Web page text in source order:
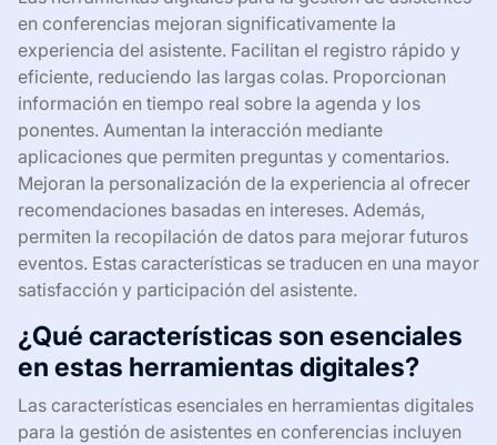
en conferencias mejoran significativamente la
experiencia del asistente. Facilitan el registro rápido y
eficiente, reduciendo las largas colas. Proporcionan
información en tiempo real sobre la agenda y los
ponentes. Aumentan la interacción mediante
aplicaciones que permiten preguntas y comentarios.
Mejoran la personalización de la experiencia al ofrecer
recomendaciones basadas en intereses. Además,
permiten la recopilación de datos para mejorar futuros
eventos. Estas características se traducen en una mayor
satisfacción y participación del asistente.
¿Qué características son esenciales
en estas herramientas digitales?
Las características esenciales en herramientas digitales
para la gestión de asistentes en conferencias incluyen